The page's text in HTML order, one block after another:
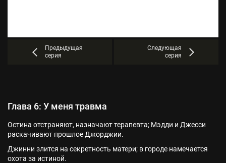
Предыдущая
серия
Следующая
серия
Глава 6: У меня травма
Остина отстраняют, назначают терапевта; Мэдди и Джесси
раскачивают прошлое Джорджии.
Джинни злится на секретность матери; в городе намечается
охота за истиной.